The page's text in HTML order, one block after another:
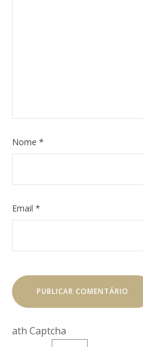
Nome *
Email *
Math Captcha